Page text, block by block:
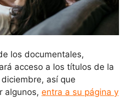
los documentales,
acceso a los títulos de la
así que
algunos, entra a su página y